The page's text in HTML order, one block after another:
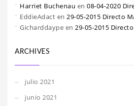
Harriet Buchenau en 08-04-2020
EddieAdact en 29-05-2015 Directo
Gicharddaype en 29-05-2015
ARCHIVES
julio 2021
junio 2021